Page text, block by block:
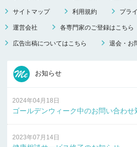
サイトマップ 利用規約 プラ
運営会社 各専門家のご登録はこちら
広告出稿についてはこちら 退会・お
お知らせ
2024年04月18日
ゴールデンウィーク中のお問い合わせ
2023年07月14日